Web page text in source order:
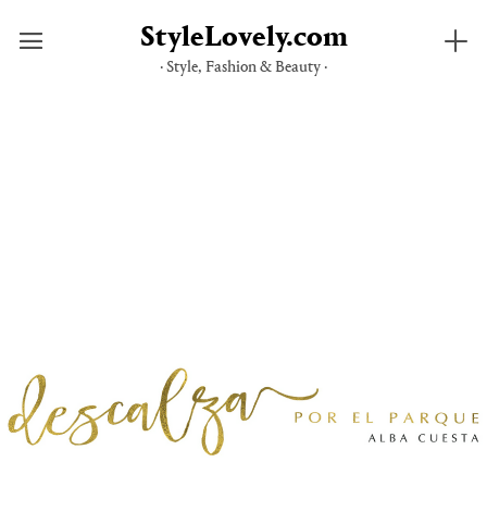
StyleLovely.com
· Style, Fashion & Beauty ·